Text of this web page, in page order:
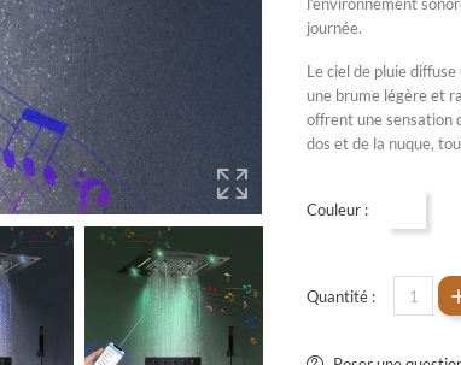
journée.
Le ciel de pluie
une brume légère et
offrent une sensation
dos et de la nuque,
Couleur :
Quantité :